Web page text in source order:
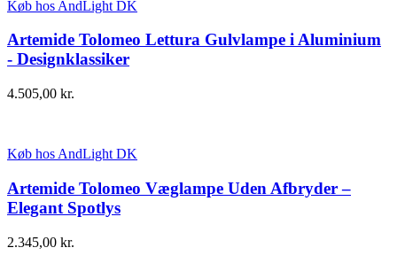
Køb hos AndLight DK
Artemide Tolomeo Lettura Gulvlampe i Aluminium
- Designklassiker
4.505,00 kr.
Køb hos AndLight DK
Artemide Tolomeo Væglampe Uden Afbryder –
Elegant Spotlys
2.345,00 kr.